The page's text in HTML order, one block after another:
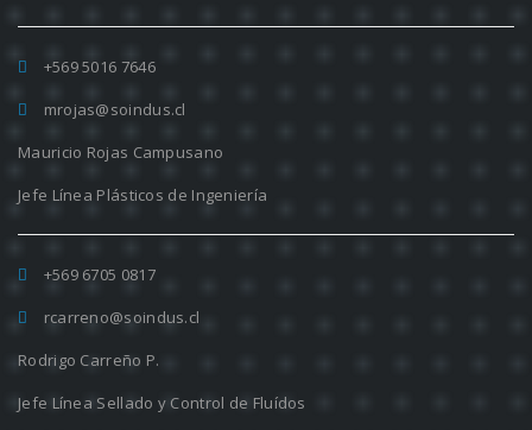
+569 5016 7646
mrojas@soindus.cl
Mauricio Rojas Campusano
Jefe Línea Plásticos de Ingeniería
+569 6705 0817
rcarreno@soindus.cl
Rodrigo Carreño P.
Jefe Línea Sellado y Control de Fluídos